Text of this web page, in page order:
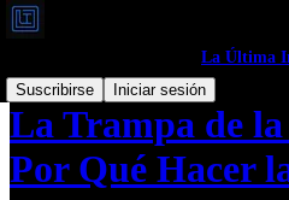
La Última
Suscribirse
Iniciar sesión
La Trampa de
Por Qué Hacer